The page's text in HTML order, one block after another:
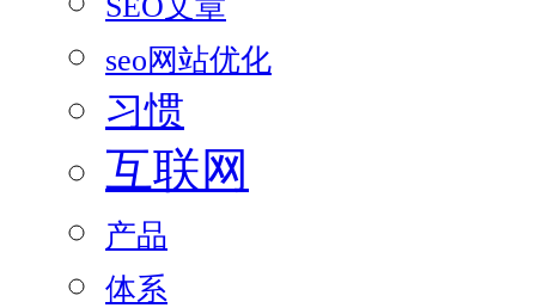
seo网站优化
习惯
互联网
产品
体系